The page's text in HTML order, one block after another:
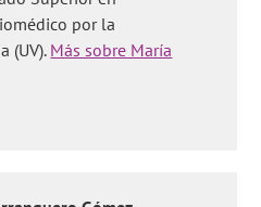
son las causas de las estrías
la carboxiterapia y la
por la
(UV). Más sobre María